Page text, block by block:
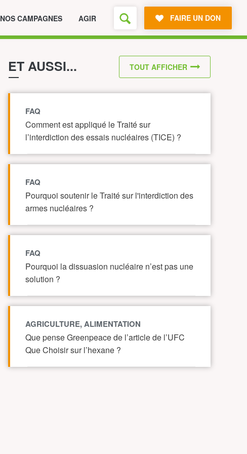
NOS CAMPAGNES AGIR FAIRE UN DON
ET AUSSI...
FAQ
Comment est appliqué le Traité sur
l’interdiction des essais nucléaires (TICE) ?
FAQ
Pourquoi soutenir le Traité sur l'interdiction des
armes nucléaires ?
FAQ
Pourquoi la dissuasion nucléaire n’est pas une
solution ?
AGRICULTURE, ALIMENTATION
Que pense Greenpeace de l’article de l’UFC
Que Choisir sur l’hexane ?
TOUT AFFICHER